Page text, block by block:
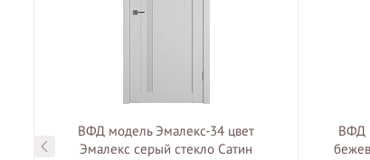
ВФД модель Эмалекс-34 цвет
Эмалекс серый стекло Сатин
ВФД